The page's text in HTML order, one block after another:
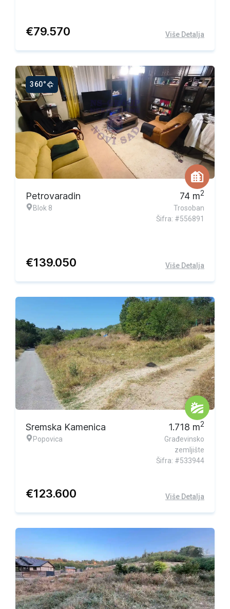
€79.570 Više Detalja
360°
Petrovaradin
Blok 8
74 m2
Trosoban
Šifra: #556891
€139.050 Više Detalja
Sremska Kamenica
Popovica
1.718 m2
Građevinsko
zemljište
Šifra: #533944
€123.600 Više Detalja